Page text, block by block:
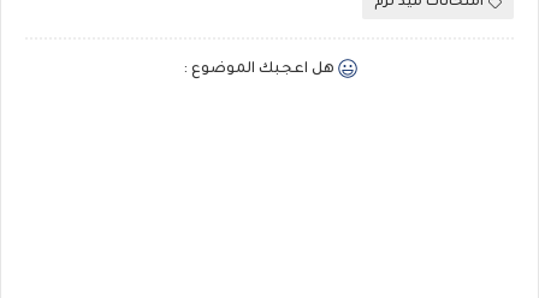
امتحانات ميد ترم
هل اعجبك الموضوع :